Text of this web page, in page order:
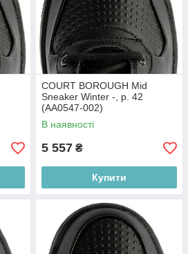
COURT BOROUGH Mid
Sneaker Winter -, р. 42
(AA0547-002)
В наявності
5 557 ₴
Купити